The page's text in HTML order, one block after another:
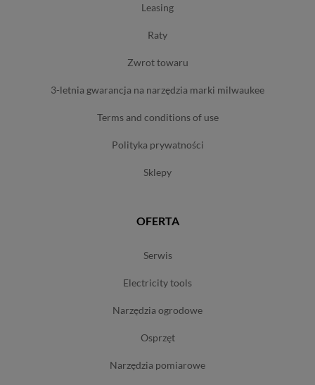
leasing
raty
zwrot towaru
3-letnia gwarancja na narzędzia marki milwaukee
terms and conditions of use
polityka prywatności
sklepy
OFERTA
serwis
electricity tools
narzędzia ogrodowe
osprzęt
narzędzia pomiarowe